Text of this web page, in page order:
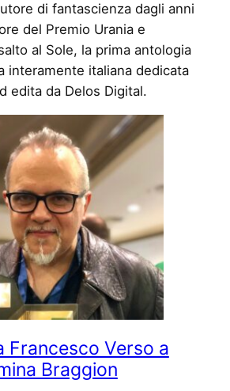
di fantascienza dagli anni
del Premio Urania e
al Sole, la prima antologia
interamente italiana dedicata
edita da Delos Digital.
Francesco Verso a
Braggion